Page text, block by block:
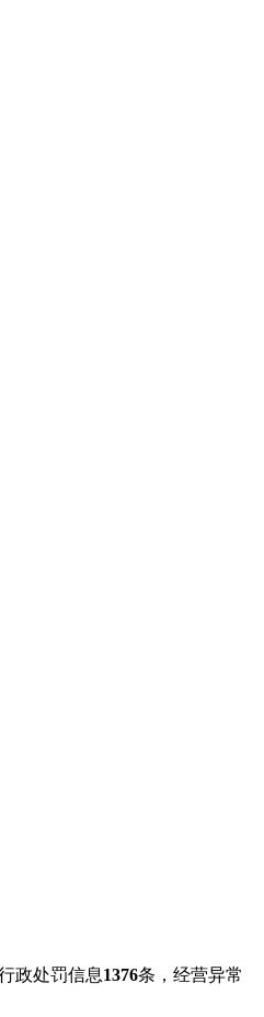
政处罚信息1376条，经营异常